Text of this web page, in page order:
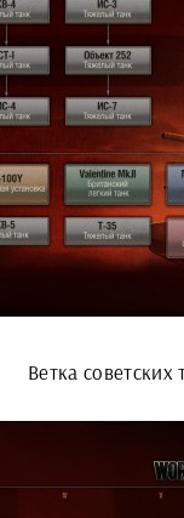
Ветка